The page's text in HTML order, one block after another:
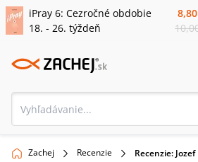
iPray 6: Cezročné obdobie
18. - 26. týždeň
Zachej Recenzie Recenzie: Jozef